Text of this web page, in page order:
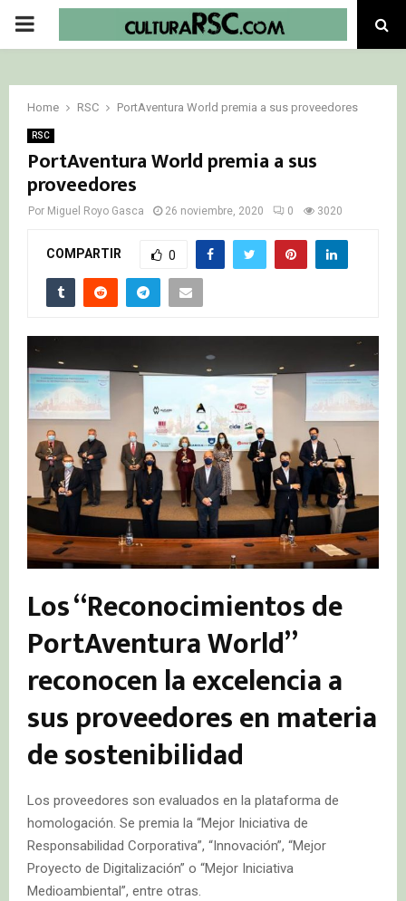
PRIMARY
Home RSC PortAventura World premia a sus proveedores
RSC
PortAventura World premia a sus
proveedores
Por Miguel Royo Gasca 26 noviembre, 2020 0 3020
COMPARTIR 0
Los “Reconocimientos de
PortAventura World”
reconocen la excelencia a
sus proveedores en materia
de sostenibilidad
Los proveedores son evaluados en la plataforma de
homologación. Se premia la “Mejor Iniciativa de
Responsabilidad Corporativa”, “Innovación”, “Mejor
Proyecto de Digitalización” o “Mejor Iniciativa
Medioambiental”, entre otras.